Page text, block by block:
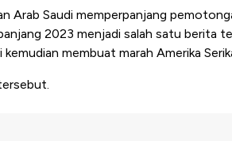
Arab Saudi memperpanjang
2023 menjadi salah satu berita
membuat marah Amerika